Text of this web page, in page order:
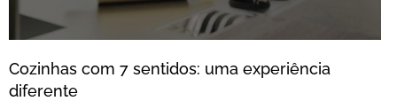
Cozinhas com 7 sentidos: uma experiência
diferente